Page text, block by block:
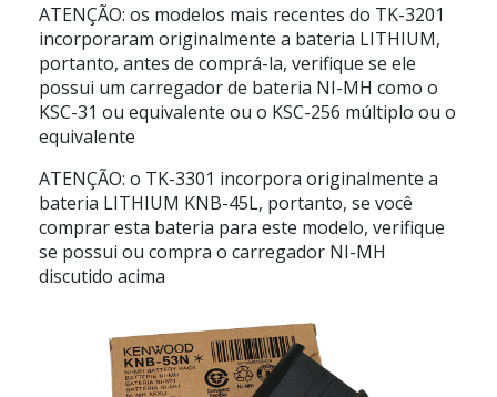
ATENÇÃO: os modelos mais recentes do TK-3201
incorporaram originalmente a bateria LITHIUM,
portanto, antes de comprá-la, verifique se ele
possui um carregador de bateria NI-MH como o
KSC-31 ou equivalente ou o KSC-256 múltiplo ou o
equivalente
ATENÇÃO: o TK-3301 incorpora originalmente a
bateria LITHIUM KNB-45L, portanto, se você
comprar esta bateria para este modelo, verifique
se possui ou compra o carregador NI-MH
discutido acima